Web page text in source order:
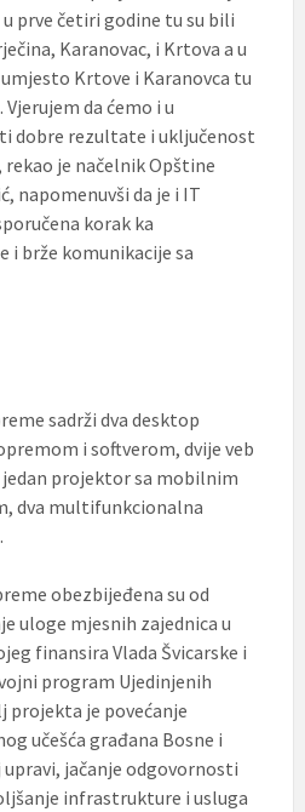
prve četiri godine tu su bili
Karanovac, i Krtova a u
Krtove i Karanovca tu
da ćemo i u
dobre rezultate i uključenost
rekao je načelnik Opštine
napomenuvši da je i IT
korak ka
i brže komunikacije sa
sadrži dva desktop
i softverom, dvije veb
projektor sa mobilnim
dva multifunkcionalna
obezbijeđena su od
uloge mjesnih zajednica u
finansira Vlada Švicarske i
program Ujedinjenih
projekta je povećanje
učešća građana Bosne i
jačanje odgovornosti
infrastrukture i usluga